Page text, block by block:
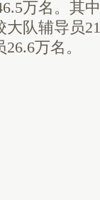
万名。其
大队辅导员
万名。